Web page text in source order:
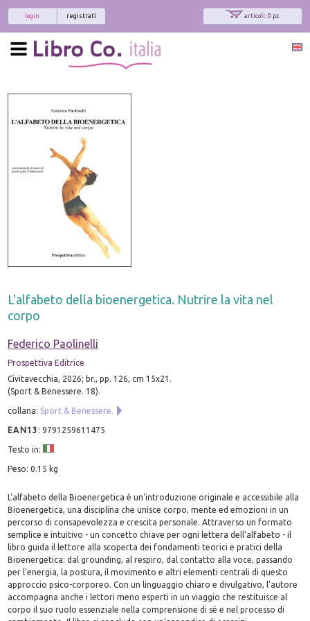
articoli: 0 pz.
registrati
login
L'alfabeto della bioenergetica. Nutrire la vita nel
corpo
Federico Paolinelli
Prospettiva Editrice
Civitavecchia, 2026; br., pp. 126, cm 15x21.
(Sport & Benessere. 18).
collana: Sport & Benessere.
EAN13 :9791259611475
Testo in:
Peso: 0.15 kg
L'alfabeto della Bioenergetica è un'introduzione originale e accessibile alla
Bioenergetica, una disciplina che unisce corpo, mente ed emozioni in un
percorso di consapevolezza e crescita personale. Attraverso un formato
semplice e intuitivo - un concetto chiave per ogni lettera dell'alfabeto - il
libro guida il lettore alla scoperta dei fondamenti teorici e pratici della
Bioenergetica: dal grounding, al respiro, dal contatto alla voce, passando
per l'energia, la postura, il movimento e altri elementi centrali di questo
approccio psico-corporeo. Con un linguaggio chiaro e divulgativo, l'autore
accompagna anche i lettori meno esperti in un viaggio che restituisce al
corpo il suo ruolo essenziale nella comprensione di sé e nel processo di